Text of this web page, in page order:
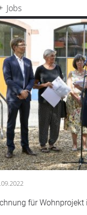
Jobs
für Wohnprojekt